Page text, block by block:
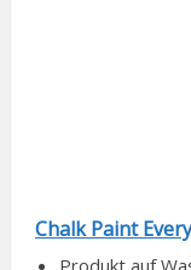
Chalk Paint